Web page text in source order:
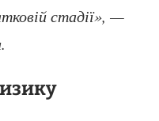
стадії», —